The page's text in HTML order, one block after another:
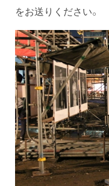
をお送りください。